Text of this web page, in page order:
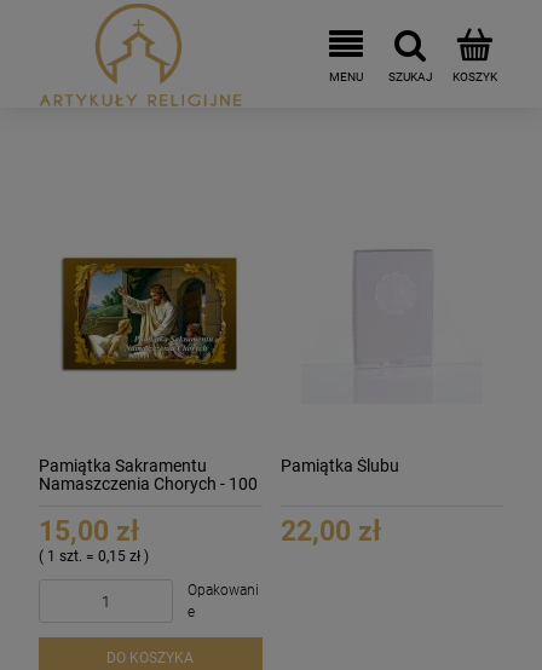
Pamiątka Sakramentu
Namaszczenia Chorych - 100
15,00 zł
( 1 szt. = 0,15 zł )
Opakowani
e
DO KOSZYKA
Pamiątka Ślubu
22,00 zł